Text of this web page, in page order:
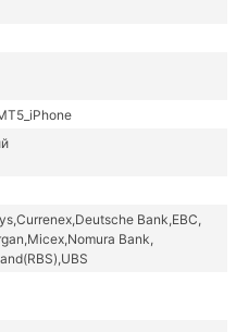
Currenex Deutsche Bank EBC
Micex Nomura Bank
UBS